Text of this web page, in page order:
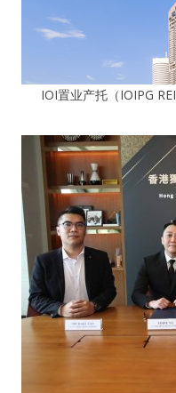
IOI置业产托（IOIPG